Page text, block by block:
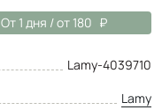
От 1 дня / от 180
Lamy-4039710
Lamy